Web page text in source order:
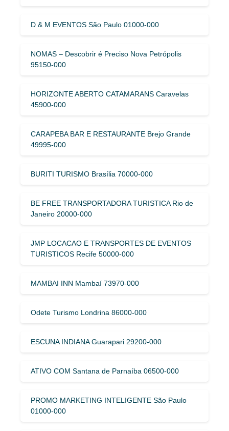
D & M EVENTOS São Paulo 01000-000
NOMAS – Descobrir é Preciso Nova Petrópolis
95150-000
HORIZONTE ABERTO CATAMARANS Caravelas
45900-000
CARAPEBA BAR E RESTAURANTE Brejo Grande
49995-000
BURITI TURISMO Brasília 70000-000
BE FREE TRANSPORTADORA TURISTICA Rio de
Janeiro 20000-000
JMP LOCACAO E TRANSPORTES DE EVENTOS
TURISTICOS Recife 50000-000
MAMBAI INN Mambaí 73970-000
Odete Turismo Londrina 86000-000
ESCUNA INDIANA Guarapari 29200-000
ATIVO COM Santana de Parnaíba 06500-000
PROMO MARKETING INTELIGENTE São Paulo
01000-000